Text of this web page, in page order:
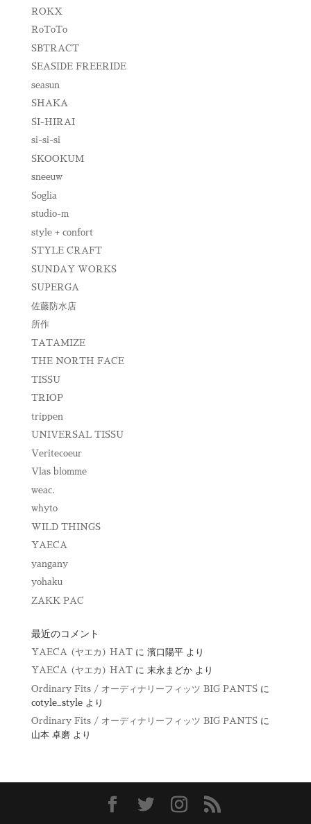
ROKX
RoToTo
SBTRACT
SEASIDE FREERIDE
seasun
SHAKA
SI-HIRAI
si-si-si
SKOOKUM
sneeuw
Soglia
studio-m
style + confort
STYLE CRAFT
SUNDAY WORKS
SUPERGA
佐藤防水店
所作
TATAMIZE
THE NORTH FACE
TISSU
TRIOP
trippen
UNIVERSAL TISSU
Veritecoeur
Vlas blomme
weac.
whyto
WILD THINGS
YAECA
yangany
yohaku
ZAKK PAC
最近のコメント
YAECA (ヤエカ) HATに 濱口陽平より
YAECA (ヤエカ) HATに 末永まどかより
Ordinary Fits / オーディナリーフィッツ BIG PANTSに
cotyle_styleより
Ordinary Fits / オーディナリーフィッツ BIG PANTSに
山本 卓磨より